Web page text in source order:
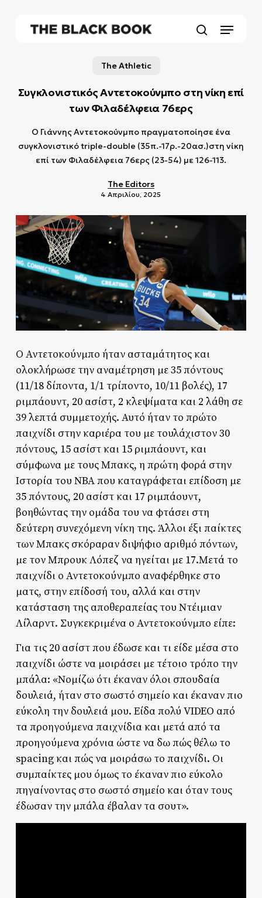
Menu
The Athletic
Συγκλονιστικός Αντετοκούνμπο στη νίκη επί
των Φιλαδέλφεια 76ερς
Ο Γιάννης Αντετοκούνμπο πραγματοποίησε ένα
συγκλονιστικό triple-double (35π.-17ρ.-20ασ.)στη νίκη
επί των Φιλαδέλφεια 76ερς (23-54) με 126-113.
The Editors
4 Απριλίου, 2025
Ο Αντετοκούνμπο ήταν ασταμάτητος και
ολοκλήρωσε την αναμέτρηση με 35 πόντους
(11/18 δίποντα, 1/1 τρίποντο, 10/11 βολές), 17
ριμπάουντ, 20 ασίστ, 2 κλεψίματα και 2 λάθη σε
39 λεπτά συμμετοχής. Αυτό ήταν το πρώτο
παιχνίδι στην καριέρα του με τουλάχιστον 30
πόντους, 15 ασίστ και 15 ριμπάουντ, και
σύμφωνα με τους Μπακς, η πρώτη φορά στην
Ιστορία του NBA που καταγράφεται επίδοση με
35 πόντους, 20 ασίστ και 17 ριμπάουντ,
βοηθώντας την ομάδα του να φτάσει στη
δεύτερη συνεχόμενη νίκη της. Άλλοι έξι παίκτες
των Μπακς σκόραραν διψήφιο αριθμό πόντων,
με τον Μπρουκ Λόπεζ να ηγείται με 17.Μετά το
παιχνίδι ο Αντετοκούνμπο αναφέρθηκε στo
ματς, στην επίδοσή του, αλλά και στην
κατάσταση της αποθεραπείας του Ντέιμιαν
Λίλαρντ. Συγκεκριμένα ο Αντετοκούνμπο είπε:
Για τις 20 ασίστ που έδωσε και τι είδε μέσα στο
παιχνίδι ώστε να μοιράσει με τέτοιο τρόπο την
μπάλα: «Νομίζω ότι έκαναν όλοι σπουδαία
δουλειά, ήταν στο σωστό σημείο και έκαναν πιο
εύκολη την δουλειά μου. Είδα πολύ VIDEO από
τα προηγούμενα παιχνίδια και μετά από τα
προηγούμενα χρόνια ώστε να δω πώς θέλω το
spacing και πώς να μοιράσω το παιχνίδι. Οι
συμπαίκτες μου όμως το έκαναν πιο εύκολο
πηγαίνοντας στο σωστό σημείο και όταν τους
έδωσαν την μπάλα έβαλαν τα σουτ».